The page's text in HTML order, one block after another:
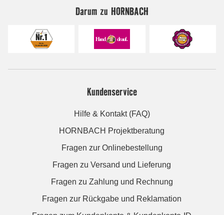
Darum zu HORNBACH
Kundenservice
Hilfe & Kontakt (FAQ)
HORNBACH Projektberatung
Fragen zur Onlinebestellung
Fragen zu Versand und Lieferung
Fragen zu Zahlung und Rechnung
Fragen zur Rückgabe und Reklamation